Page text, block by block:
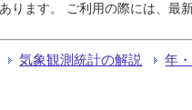
ます。 ご利用の際には、最
気象観測統計の解説 年